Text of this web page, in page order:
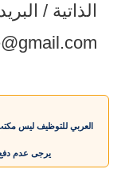
الذاتية ​/
العربي للتوظيف ليس
يرجى عدم دفع